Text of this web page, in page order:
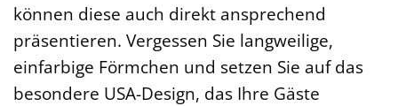
können diese auch direkt ansprechend
präsentieren. Vergessen Sie langweilige,
einfarbige Förmchen und setzen Sie auf das
besondere USA-Design, das Ihre Gäste